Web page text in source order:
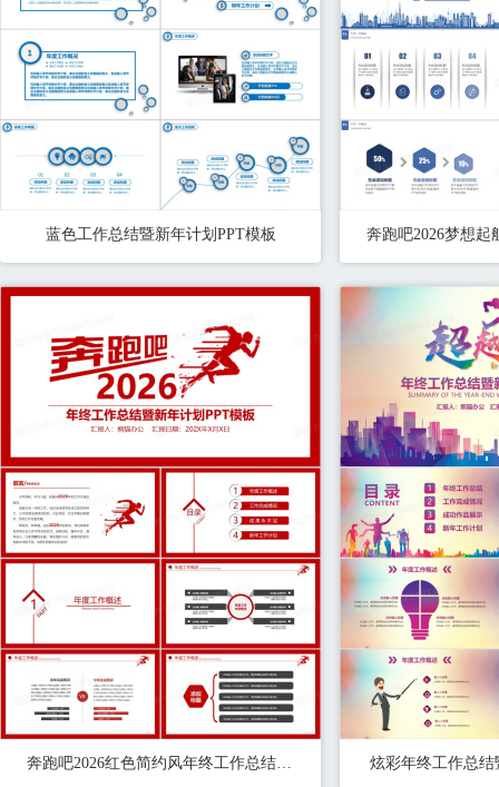
蓝色工作总结暨新年计划PPT模板
奔跑吧2026红色简约风年终工作总结暨新年计划PPT模板 炫彩年终工作总结